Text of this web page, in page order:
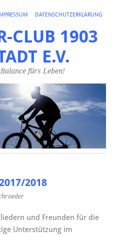
DATENSCHUTZERKLÄRUNG
CLUB 1903
E.V.
fürs Leben!
2018
und Freunden für die
Unterstützung im